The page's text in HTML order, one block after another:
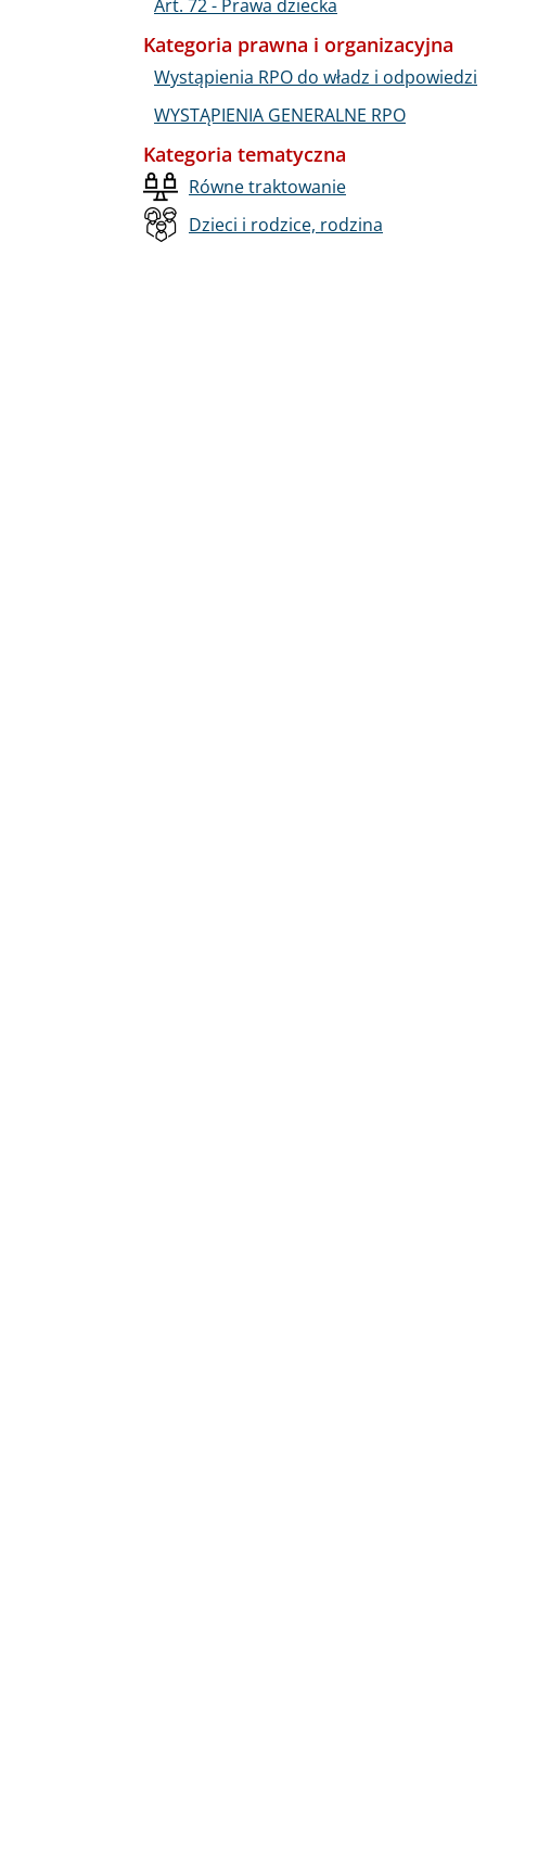
Art. 72 - Prawa dziecka
Kategoria prawna i organizacyjna
Wystąpienia RPO do władz i odpowiedzi
WYSTĄPIENIA GENERALNE RPO
Kategoria tematyczna
Równe traktowanie
Dzieci i rodzice, rodzina